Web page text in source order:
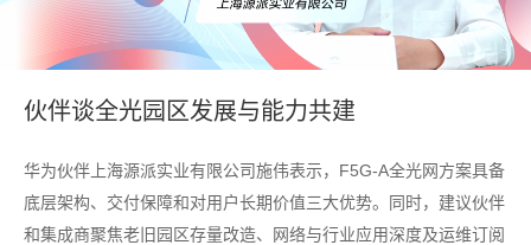
伙伴谈全光园区发展与能力共建
华为伙伴上海源派实业有限公司施伟表示，F5G-A全光网方案具备
底层架构、交付保障和对用户长期价值三大优势。同时，建议伙伴
和集成商聚焦老旧园区存量改造、网络与行业应用深度及运维订阅